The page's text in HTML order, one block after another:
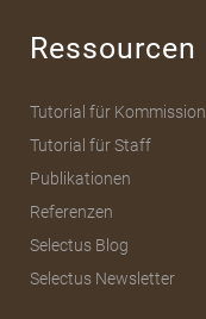
Ressourcen
Tutorial für Kommission
Tutorial für Staff
Publikationen
Referenzen
Selectus Blog
Selectus Newsletter